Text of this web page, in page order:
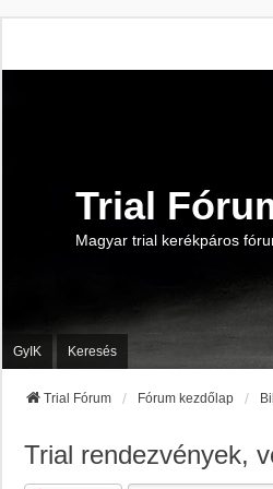
Trial
Magyar trial kerékpáros
GyIK Keresés
Trial Fórum Fórum kezdőlap
Trial rendezvények,